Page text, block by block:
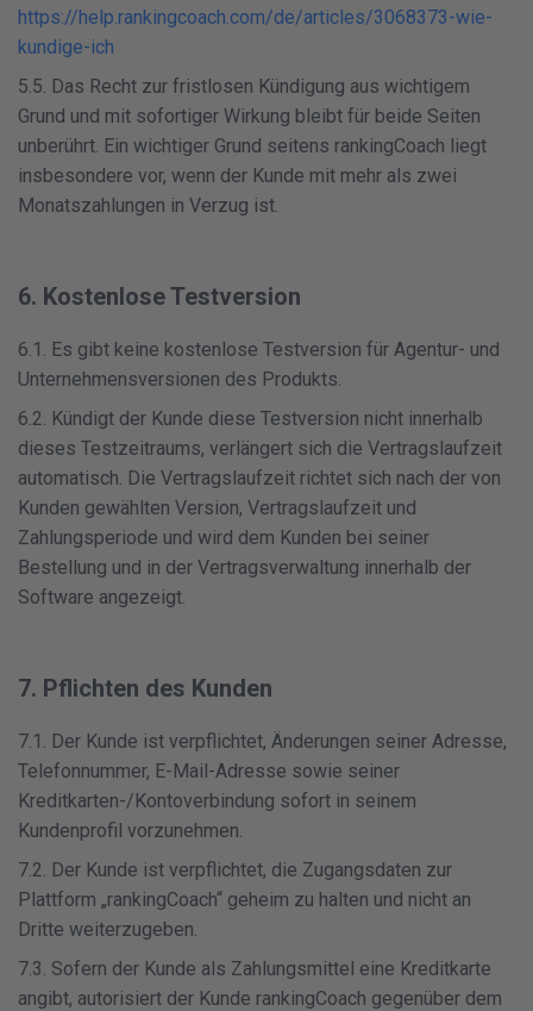
https://help.rankingcoach.com/de/articles/3068373-wie-
kundige-ich
5.5. Das Recht zur fristlosen Kündigung aus wichtigem
Grund und mit sofortiger Wirkung bleibt für beide Seiten
unberührt. Ein wichtiger Grund seitens rankingCoach liegt
insbesondere vor, wenn der Kunde mit mehr als zwei
Monatszahlungen in Verzug ist.
6. Kostenlose Testversion
6.1. Es gibt keine kostenlose Testversion für Agentur- und
Unternehmensversionen des Produkts.
6.2. Kündigt der Kunde diese Testversion nicht innerhalb
dieses Testzeitraums, verlängert sich die Vertragslaufzeit
automatisch. Die Vertragslaufzeit richtet sich nach der von
Kunden gewählten Version, Vertragslaufzeit und
Zahlungsperiode und wird dem Kunden bei seiner
Bestellung und in der Vertragsverwaltung innerhalb der
Software angezeigt.
7. Pflichten des Kunden
7.1. Der Kunde ist verpflichtet, Änderungen seiner Adresse,
Telefonnummer, E-Mail-Adresse sowie seiner
Kreditkarten-/Kontoverbindung sofort in seinem
Kundenprofil vorzunehmen.
7.2. Der Kunde ist verpflichtet, die Zugangsdaten zur
Plattform „rankingCoach“ geheim zu halten und nicht an
Dritte weiterzugeben.
7.3. Sofern der Kunde als Zahlungsmittel eine Kreditkarte
angibt, autorisiert der Kunde rankingCoach gegenüber dem